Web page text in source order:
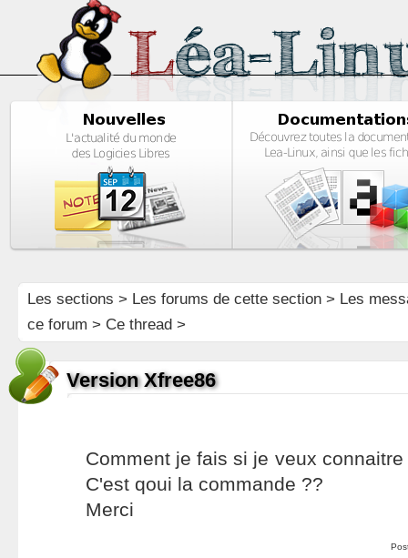
Les sections > Les forums de cette section> Les
ce forum > Ce thread >
Version Xfree86
Comment je fais si je veux
C'est qoui la commande ??
Merci